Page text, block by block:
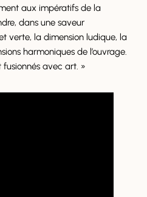
aux impératifs de la
dans une saveur
verte, la dimension ludique, la
harmoniques de l’ouvrage.
fusionnés avec art. »